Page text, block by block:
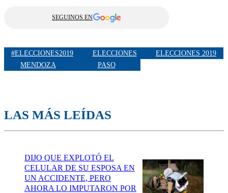
SEGUINOS EN
#ELECCIONES2019 ELECCIONES
ELECCIONES 2019
MENDOZA
PASO
LAS MÁS LEÍDAS
DIJO QUE EXPLOTÓ EL
CELULAR DE SU ESPOSA EN
UN ACCIDENTE, PERO
AHORA LO IMPUTARON POR